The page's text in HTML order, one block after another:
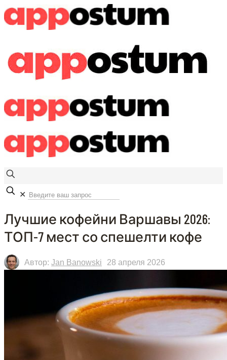
✕
Лучшие кофейни Варшавы 2026:
ТОП-7 мест со спешелти кофе
Автор: Jan Banowski 28 апреля 2026